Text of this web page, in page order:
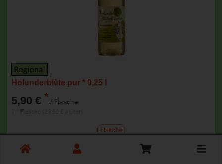
Holunderblüte pur * 0,25 l
5,90 € * / Flasche
Flasche
Anzahl
Toggle